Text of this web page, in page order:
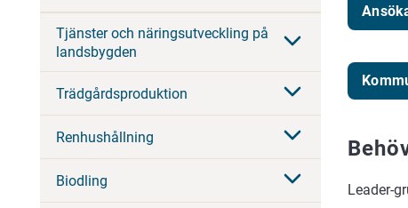
Tjänster och näringsutveckling på
landsbygden
Trädgårdsproduktion
Renhushållning
Biodling
Leader-